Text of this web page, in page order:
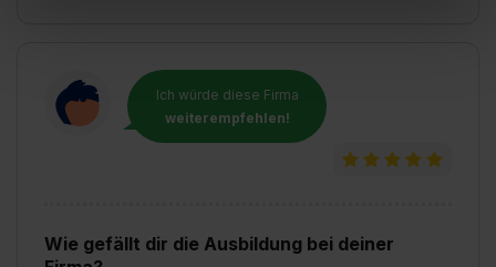
einverstanden, dass dir nach Setzen der Cookies externe
Inhalte (z.B. Videos oder Posts) angezeigt und hierfür
erforderliche personenbezogene Daten an Social Media
Dienste, ggfs. mit Sitz in den USA, übermittelt werden.
bestimmte Verwendungszwecke zulassen, triff deine
Auswahl über die Checkboxen und klick auf „Auswahl
Ich würde diese Firma
weiterempfehlen!
Wie gefällt dir die Ausbildung bei deiner